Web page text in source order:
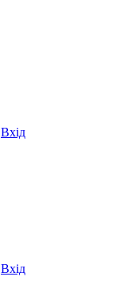
Вхід
Вхід